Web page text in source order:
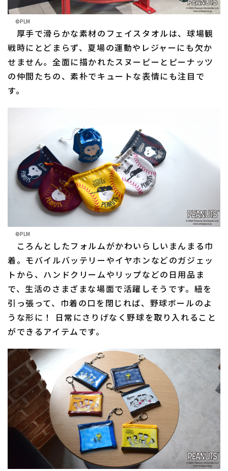
©PLM
厚手で滑らかな素材のフェイスタオルは、球場観
戦時にとどまらず、夏場の運動やレジャーにも欠か
せません。全面に描かれたスヌーピーとピーナッツ
の仲間たちの、素朴でキュートな表情にも注目で
す。
©PLM
ころんとしたフォルムがかわいらしいまんまる巾
着。モバイルバッテリーやイヤホンなどのガジェッ
トから、ハンドクリームやリップなどの日用品ま
で、生活のさまざまな場面で活躍しそうです。紐を
引っ張って、巾着の口を閉じれば、野球ボールのよ
うな形に！ 日常にさりげなく野球を取り入れること
ができるアイテムです。